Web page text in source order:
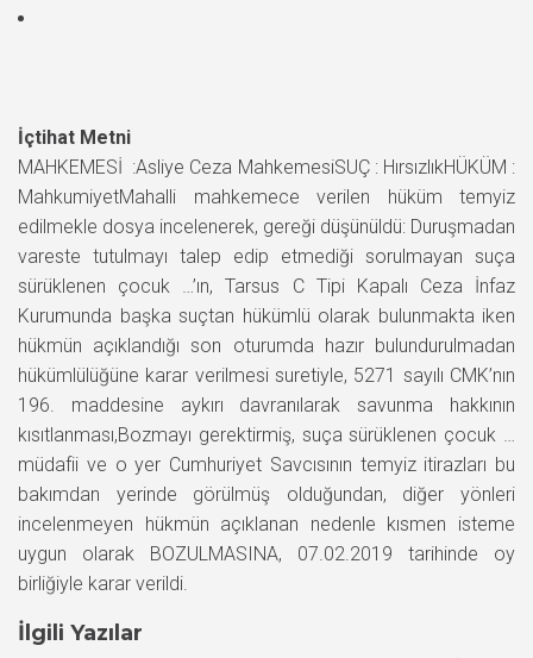
İçtihat Metni
MAHKEMESİ :Asliye Ceza MahkemesiSUÇ : HırsızlıkHÜKÜM :
MahkumiyetMahalli mahkemece verilen hüküm temyiz
edilmekle dosya incelenerek, gereği düşünüldü: Duruşmadan
vareste tutulmayı talep edip etmediği sorulmayan suça
sürüklenen çocuk …’ın, Tarsus C Tipi Kapalı Ceza İnfaz
Kurumunda başka suçtan hükümlü olarak bulunmakta iken
hükmün açıklandığı son oturumda hazır bulundurulmadan
hükümlülüğüne karar verilmesi suretiyle, 5271 sayılı CMK’nın
196. maddesine aykırı davranılarak savunma hakkının
kısıtlanması,Bozmayı gerektirmiş, suça sürüklenen çocuk …
müdafii ve o yer Cumhuriyet Savcısının temyiz itirazları bu
bakımdan yerinde görülmüş olduğundan, diğer yönleri
incelenmeyen hükmün açıklanan nedenle kısmen isteme
uygun olarak BOZULMASINA, 07.02.2019 tarihinde oy
birliğiyle karar verildi.
İlgili Yazılar